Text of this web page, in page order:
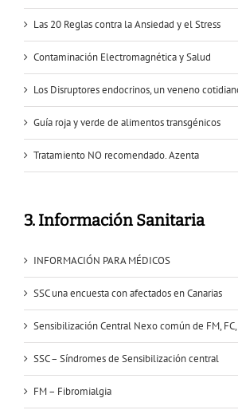
Las 20 Reglas contra la Ansiedad y el Stress
Contaminación Electromagnética y Salud
Los Disruptores endocrinos, un veneno
Guía roja y verde de alimentos transgénicos
Tratamiento NO recomendado. Azenta
3. Información Sanitaria
INFORMACIÓN PARA MÉDICOS
SSC una encuesta con afectados en Canarias
Sensibilización Central Nexo común de FM, FC,
SSC – Síndromes de Sensibilización central
FM – Fibromialgia